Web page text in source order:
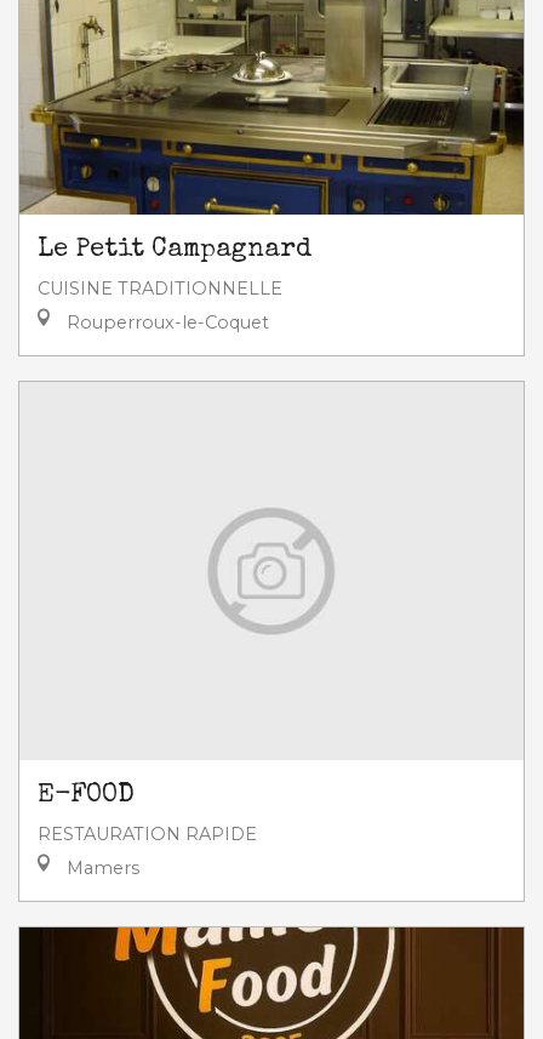
Le Petit Campagnard
CUISINE TRADITIONNELLE
Rouperroux-le-Coquet
E-FOOD
RESTAURATION RAPIDE
Mamers